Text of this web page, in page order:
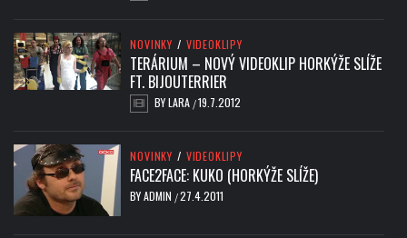
NOVINKY / VIDEOKLIPY
TERÁRIUM – NOVÝ VIDEOKLIP HORKÝŽE SLÍŽE
FT. BIJOUTERRIER
BYLARA /19.7.2012
NOVINKY / VIDEOKLIPY
FACE2FACE: KUKO (HORKÝŽE SLÍŽE)
BYADMIN /27.4.2011